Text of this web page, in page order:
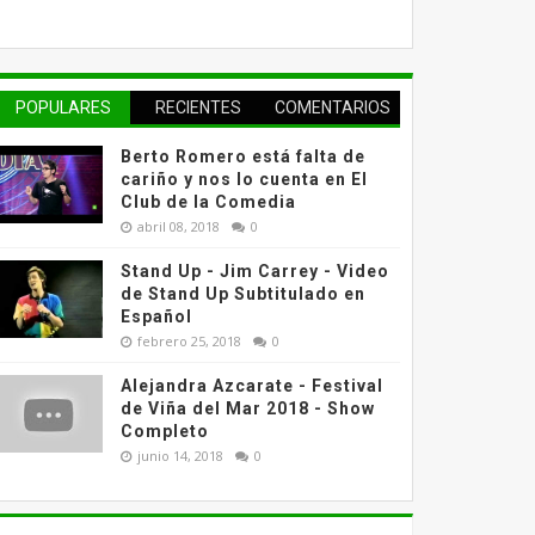
POPULARES RECIENTES COMENTARIOS
Berto Romero está falta de
cariño y nos lo cuenta en El
Club de la Comedia
abril 08, 2018 0
Stand Up - Jim Carrey - Video
de Stand Up Subtitulado en
Español
febrero 25, 2018 0
Alejandra Azcarate - Festival
de Viña del Mar 2018 - Show
Completo
junio 14, 2018 0